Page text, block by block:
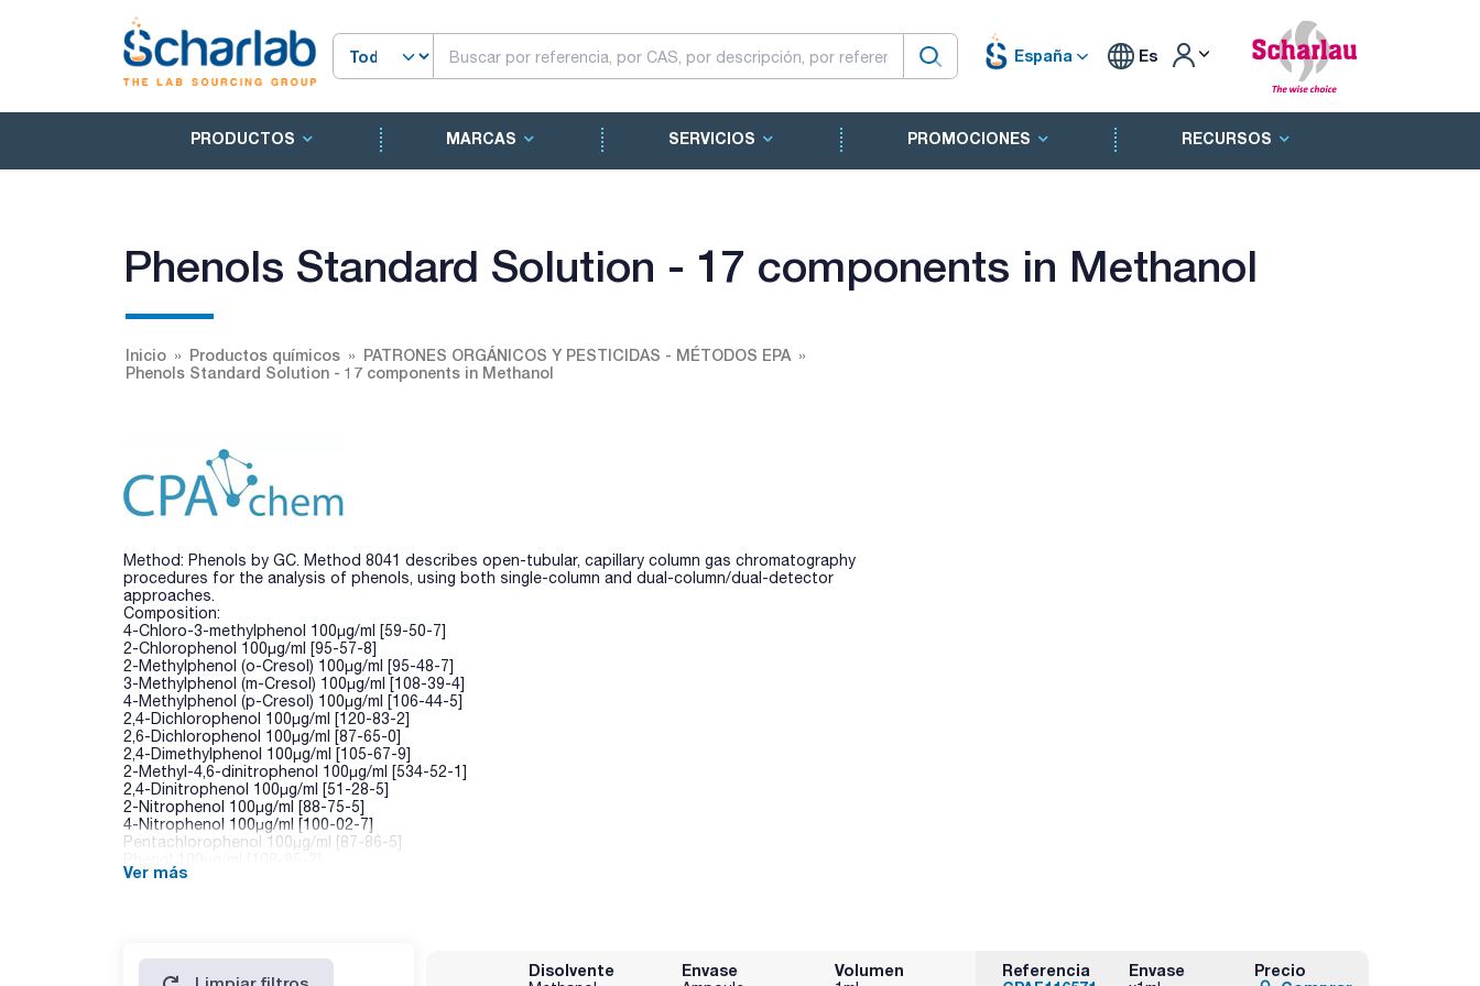
España Es
PRODUCTOS MARCAS SERVICIOS PROMOCIONES RECURSOS
Phenols Standard Solution - 17 components in Methanol
Inicio Productos químicos
PATRONES ORGÁNICOS Y PESTICIDAS - MÉTODOS EPA
Phenols Standard Solution - 17 components in Methanol
Method: Phenols by GC. Method 8041 describes open-tubular, capillary column gas chromatography
procedures for the analysis of phenols, using both single-column and dual-column/dual-detector
approaches.
Composition:
4-Chloro-3-methylphenol 100µg/ml [59-50-7]
2-Chlorophenol 100µg/ml [95-57-8]
2-Methylphenol (o-Cresol) 100µg/ml [95-48-7]
3-Methylphenol (m-Cresol) 100µg/ml [108-39-4]
4-Methylphenol (p-Cresol) 100µg/ml [106-44-5]
2,4-Dichlorophenol 100µg/ml [120-83-2]
2,6-Dichlorophenol 100µg/ml [87-65-0]
2,4-Dimethylphenol 100µg/ml [105-67-9]
2-Methyl-4,6-dinitrophenol 100µg/ml [534-52-1]
2,4-Dinitrophenol 100µg/ml [51-28-5]
2-Nitrophenol 100µg/ml [88-75-5]
4-Nitrophenol 100µg/ml [100-02-7]
Pentachlorophenol 100µg/ml [87-86-5]
2,3,4,6-Tetrachlorophenol 100µg/ml [58-90-2]
Ver más
Disolvente Envase Volumen
Referencia
Envase
Precio